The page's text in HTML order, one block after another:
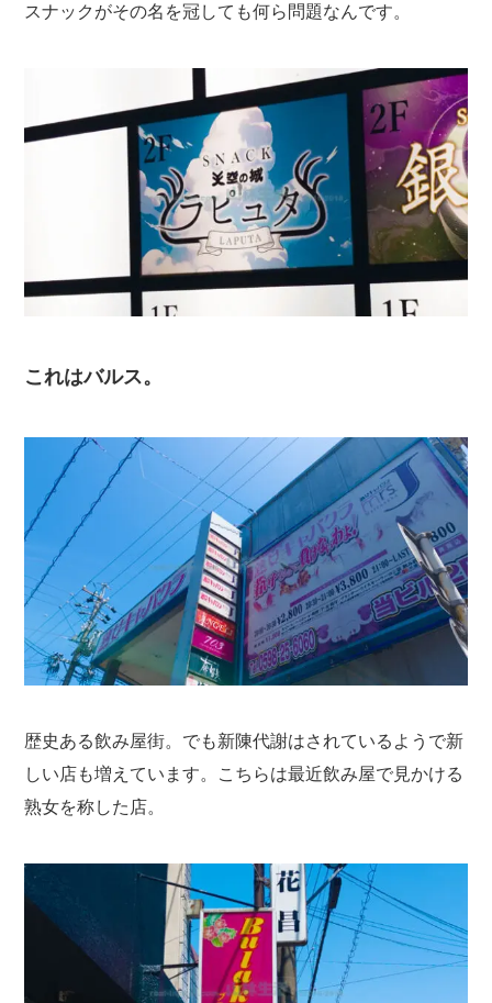
スナックがその名を冠しても何ら問題なんです。
これはバルス。
歴史ある飲み屋街。でも新陳代謝はされているようで新
しい店も増えています。こちらは最近飲み屋で見かける
熟女を称した店。